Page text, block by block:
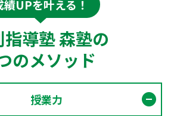
績UPを叶える！
導塾 森塾の
のメソッド
授業力